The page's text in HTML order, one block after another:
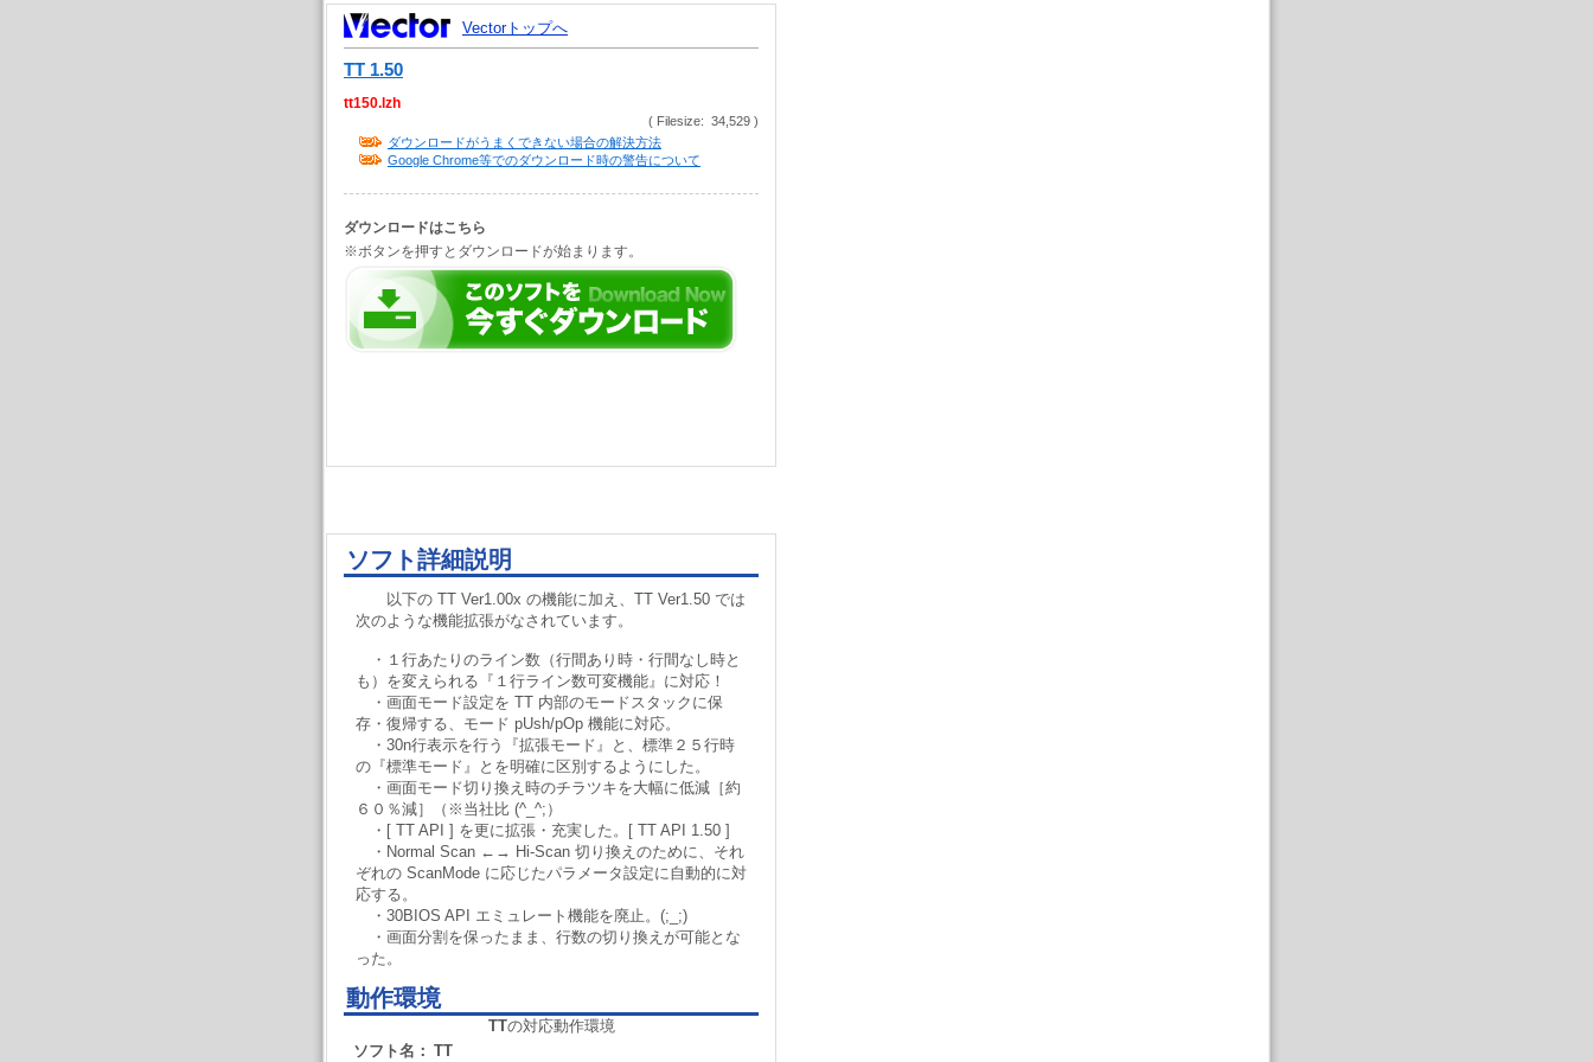
Vectorトップへ
TT 1.50
tt150.lzh
( Filesize: 34,529 )
ダウンロードがうまくできない場合の解決方法
Google Chrome等でのダウンロード時の警告について
ダウンロードはこちら
※ボタンを押すとダウンロードが始まります。
ソフト詳細説明
以下の TT Ver1.00x の機能に加え、TT Ver1.50 では
次のような機能拡張がなされています。
・１行あたりのライン数（行間あり時・行間なし時と
も）を変えられる『１行ライン数可変機能』に対応！
・画面モード設定を TT 内部のモードスタックに保
存・復帰する、モード pUsh/pOp 機能に対応。
・30n行表示を行う『拡張モード』と、標準２５行時
の『標準モード』とを明確に区別するようにした。
・画面モード切り換え時のチラツキを大幅に低減［約
６０％減］（※当社比 (^_^;）
・[ TT API ] を更に拡張・充実した。[ TT API 1.50 ]
・Normal Scan ←→ Hi-Scan 切り換えのために、それ
ぞれの ScanMode に応じたパラメータ設定に自動的に対
応する。
・30BIOS API エミュレート機能を廃止。(;_;)
・画面分割を保ったまま、行数の切り換えが可能とな
った。
動作環境
TTの対応動作環境
ソフト名： TT